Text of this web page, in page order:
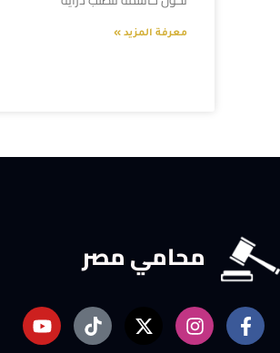
معرفة المزيد »
محامي مصر